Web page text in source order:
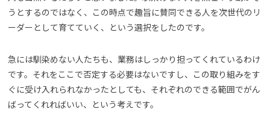
うとするのではなく、この時点で趣旨に賛同できる人を次世代のリ
ーダーとして育てていく、という選択をしたのです。
急には馴染めない人たちも、業務はしっかり担ってくれているわけ
です。それをここで否定する必要はないですし、この取り組みをす
ぐに受け入れられなかったとしても、それぞれのできる範囲でがん
ばってくれればいい、という考えです。